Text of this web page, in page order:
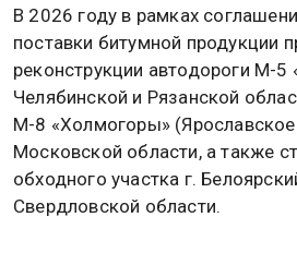
В 2026 году в рамках
поставки битумной продукции
реконструкции автодороги М-5
Челябинской и Рязанской
М-8 «Холмогоры»
Московской области, а также
обходного участка г.
Свердловской области.